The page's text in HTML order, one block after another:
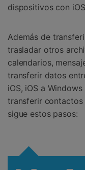
dispositivos con iOS
Además de
trasladar otros
calendarios,
transferir datos
iOS, iOS a
transferir contactos
sigue estos pasos: